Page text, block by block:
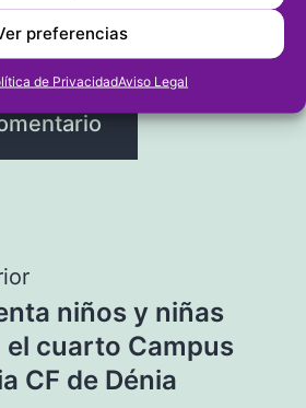
preferencias
de PrivacidadAviso Legal
niños y niñas
cuarto Campus
CF de Dénia